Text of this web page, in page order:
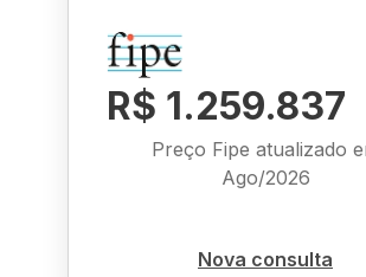
R$ 1.259.837
Preço Fipe atualizado
Ago/2026
Nova consulta